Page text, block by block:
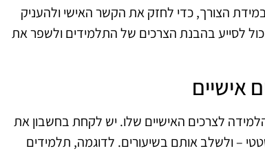
הצורך, כדי לחזק את הקשר האישי ולהעניק
לסייע בהבנת הצרכים של התלמידים ולשפר את
אישיים
לצרכים האישיים שלו. יש לקחת בחשבון את
– ולשלב אותם בשיעורים. לדוגמה, תלמידים